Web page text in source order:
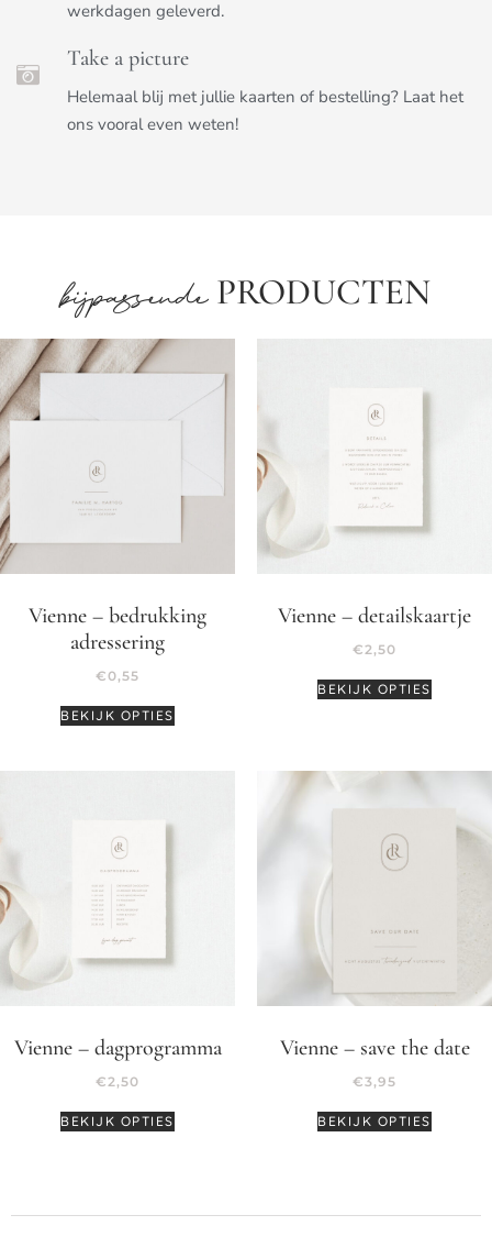
werkdagen geleverd.
Take a picture
Helemaal blij met jullie kaarten of bestelling? Laat het
ons vooral even weten!
bijpassendePRODUCTEN
Vienne – bedrukking
adressering
€0,55
BEKIJK OPTIES
Vienne – detailskaartje
€2,50
BEKIJK OPTIES
Vienne – dagprogramma
€2,50
BEKIJK OPTIES
Vienne – save the date
€3,95
BEKIJK OPTIES